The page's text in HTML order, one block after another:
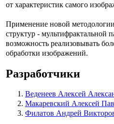
от характеристик самого
Применение новой
структур - мультифрактальной
возможность реализовывать
обработки изображений.
Разработчики
Веденеев Алексей
Макаревский Алексей
Филатов Андрей